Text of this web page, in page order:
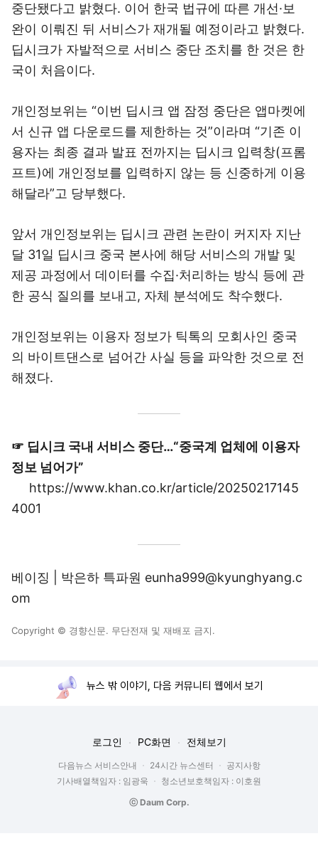
중단됐다고 밝혔다. 이어 한국 법규에 따른 개선·보
완이 이뤄진 뒤 서비스가 재개될 예정이라고 밝혔다.
딥시크가 자발적으로 서비스 중단 조치를 한 것은 한
국이 처음이다.
개인정보위는 “이번 딥시크 앱 잠정 중단은 앱마켓에
서 신규 앱 다운로드를 제한하는 것”이라며 “기존 이
용자는 최종 결과 발표 전까지는 딥시크 입력창(프롬
프트)에 개인정보를 입력하지 않는 등 신중하게 이용
해달라”고 당부했다.
앞서 개인정보위는 딥시크 관련 논란이 커지자 지난
달 31일 딥시크 중국 본사에 해당 서비스의 개발 및
제공 과정에서 데이터를 수집·처리하는 방식 등에 관
한 공식 질의를 보내고, 자체 분석에도 착수했다.
개인정보위는 이용자 정보가 틱톡의 모회사인 중국
의 바이트댄스로 넘어간 사실 등을 파악한 것으로 전
해졌다.
☞ 딥시크 국내 서비스 중단…“중국계 업체에 이용자
정보 넘어가”
https://www.khan.co.kr/article/20250217145
4001
베이징 | 박은하 특파원 eunha999@kyunghyang.c
om
Copyright © 경향신문. 무단전재 및 재배포 금지.
뉴스 밖 이야기, 다음 커뮤니티 웹에서 보기
로그인 PC화면 전체보기
다음뉴스 서비스안내 24시간 뉴스센터
공지사항
기사배열책임자 : 임광욱
청소년보호책임자 : 이호원
ⓒ Daum Corp.